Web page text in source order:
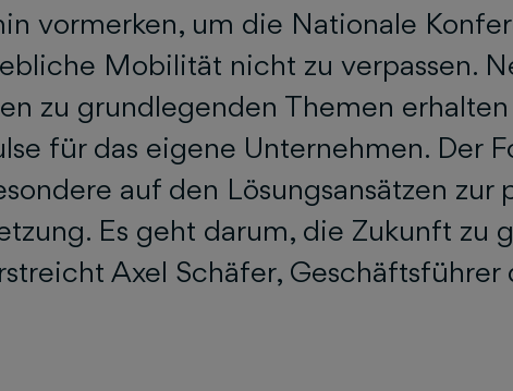
vormerken, um die Nationale
Mobilität nicht zu verpassen.
zu grundlegenden Themen
für das eigene Unternehmen. Der
auf den Lösungs­ansätzen zur
Es geht darum, die Zukunft zu
Axel Schäfer, Geschäftsführer